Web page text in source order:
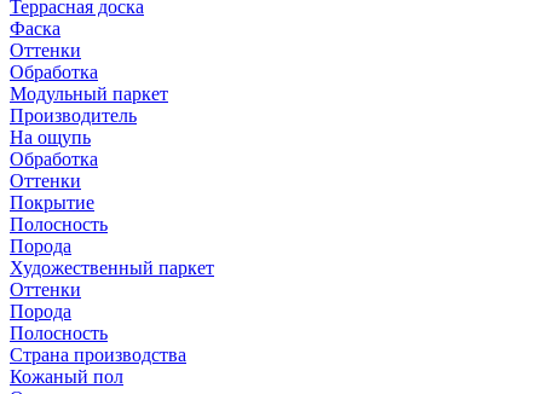
Террасная доска
Фаска
Оттенки
Обработка
Модульный паркет
Производитель
На ощупь
Обработка
Оттенки
Покрытие
Полосность
Порода
Художественный паркет
Оттенки
Порода
Полосность
Страна производства
Кожаный пол